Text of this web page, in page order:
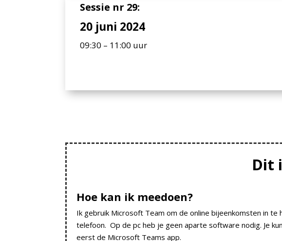
Sessie nr 29:
20 juni 2024
09:30 – 11:00 uur
Dit
Hoe kan ik meedoen?
Ik gebruik Microsoft Team om de online bijeenkomsten in te
telefoon. Op de pc heb je geen aparte software nodig. Je
eerst de Microsoft Teams app.